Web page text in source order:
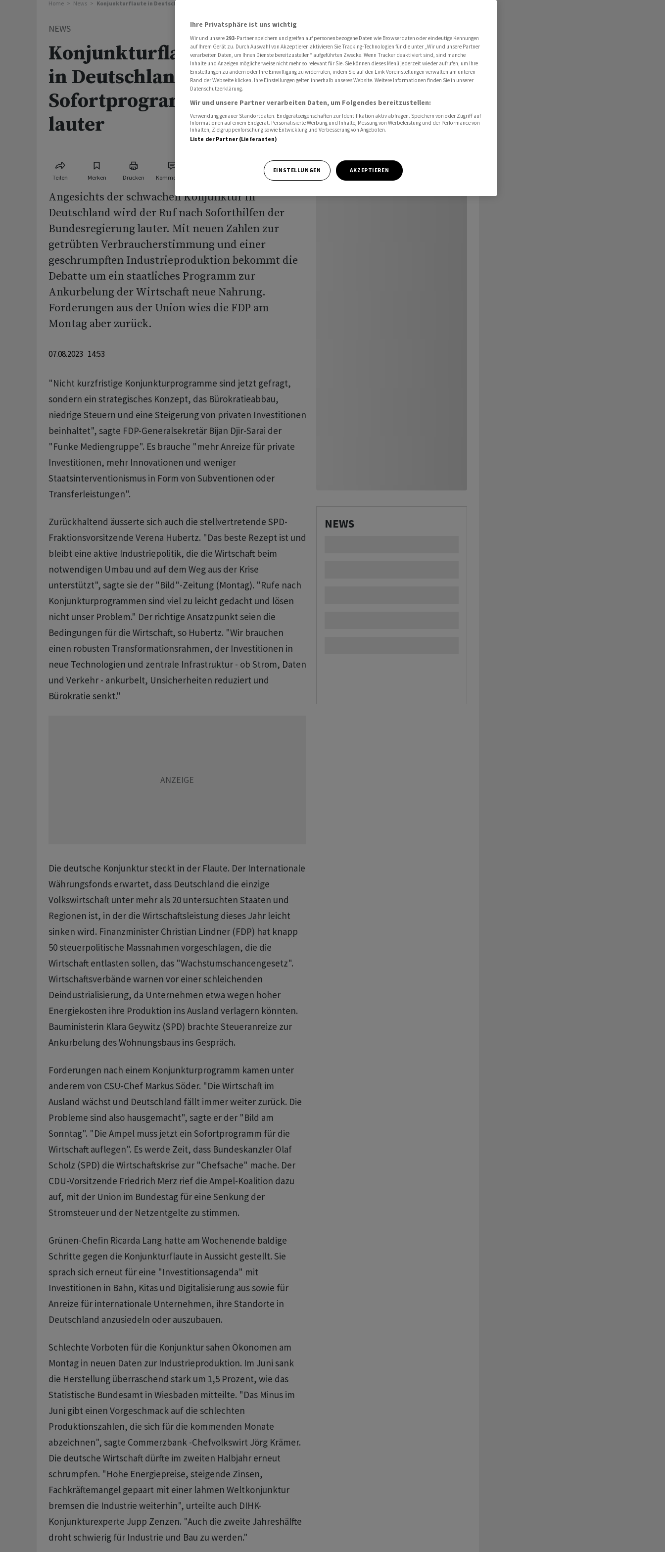
Home News Konjunkturflaute in Deutschland - Ruf nach Sofortprogramm wird lauter
NEWS
Konjunkturflaute
in Deutschland - Ruf nach
Sofortprogramm wird
lauter
Teilen Merken Drucken Kommentare
Angesichts der schwachen Konjunktur in
Deutschland wird der Ruf nach Soforthilfen der
Bundesregierung lauter. Mit neuen Zahlen zur
getrübten Verbraucherstimmung und einer
geschrumpften Industrieproduktion bekommt die
Debatte um ein staatliches Programm zur
Ankurbelung der Wirtschaft neue Nahrung.
Forderungen aus der Union wies die FDP am
Montag aber zurück.
07.08.2023 14:53
"Nicht kurzfristige Konjunkturprogramme sind jetzt gefragt,
sondern ein strategisches Konzept, das Bürokratieabbau,
niedrige Steuern und eine Steigerung von privaten Investitionen
beinhaltet", sagte FDP-Generalsekretär Bijan Djir-Sarai der
"Funke Mediengruppe". Es brauche "mehr Anreize für private
Investitionen, mehr Innovationen und weniger
Staatsinterventionismus in Form von Subventionen oder
Transferleistungen".
Zurückhaltend äusserte sich auch die stellvertretende SPD-
Fraktionsvorsitzende Verena Hubertz. "Das beste Rezept ist und
bleibt eine aktive Industriepolitik, die die Wirtschaft beim
notwendigen Umbau und auf dem Weg aus der Krise
unterstützt", sagte sie der "Bild"-Zeitung (Montag). "Rufe nach
Konjunkturprogrammen sind viel zu leicht gedacht und lösen
nicht unser Problem." Der richtige Ansatzpunkt seien die
Bedingungen für die Wirtschaft, so Hubertz. "Wir brauchen
einen robusten Transformationsrahmen, der Investitionen in
neue Technologien und zentrale Infrastruktur - ob Strom, Daten
und Verkehr - ankurbelt, Unsicherheiten reduziert und
Bürokratie senkt."
Die deutsche Konjunktur steckt in der Flaute. Der Internationale
Währungsfonds erwartet, dass Deutschland die einzige
Volkswirtschaft unter mehr als 20 untersuchten Staaten und
Regionen ist, in der die Wirtschaftsleistung dieses Jahr leicht
sinken wird. Finanzminister Christian Lindner (FDP) hat knapp
50 steuerpolitische Massnahmen vorgeschlagen, die die
Wirtschaft entlasten sollen, das "Wachstumschancengesetz".
Wirtschaftsverbände warnen vor einer schleichenden
Deindustrialisierung, da Unternehmen etwa wegen hoher
Energiekosten ihre Produktion ins Ausland verlagern könnten.
Bauministerin Klara Geywitz (SPD) brachte Steueranreize zur
Ankurbelung des Wohnungsbaus ins Gespräch.
Forderungen nach einem Konjunkturprogramm kamen unter
anderem von CSU-Chef Markus Söder. "Die Wirtschaft im
Ausland wächst und Deutschland fällt immer weiter zurück. Die
Probleme sind also hausgemacht", sagte er der "Bild am
Sonntag". "Die Ampel muss jetzt ein Sofortprogramm für die
Wirtschaft auflegen". Es werde Zeit, dass Bundeskanzler Olaf
Scholz (SPD) die Wirtschaftskrise zur "Chefsache" mache. Der
CDU-Vorsitzende Friedrich Merz rief die Ampel-Koalition dazu
auf, mit der Union im Bundestag für eine Senkung der
Stromsteuer und der Netzentgelte zu stimmen.
Grünen-Chefin Ricarda Lang hatte am Wochenende baldige
Schritte gegen die Konjunkturflaute in Aussicht gestellt. Sie
sprach sich erneut für eine "Investitionsagenda" mit
Investitionen in Bahn, Kitas und Digitalisierung aus sowie für
Anreize für internationale Unternehmen, ihre Standorte in
Deutschland anzusiedeln oder auszubauen.
Schlechte Vorboten für die Konjunktur sahen Ökonomen am
Montag in neuen Daten zur Industrieproduktion. Im Juni sank
die Herstellung überraschend stark um 1,5 Prozent, wie das
Statistische Bundesamt in Wiesbaden mitteilte. "Das Minus im
Juni gibt einen Vorgeschmack auf die schlechten
Produktionszahlen, die sich für die kommenden Monate
abzeichnen", sagte Commerzbank -Chefvolkswirt Jörg Krämer.
Die deutsche Wirtschaft dürfte im zweiten Halbjahr erneut
schrumpfen. "Hohe Energiepreise, steigende Zinsen,
Fachkräftemangel gepaart mit einer lahmen Weltkonjunktur
bremsen die Industrie weiterhin", urteilte auch DIHK-
Konjunkturexperte Jupp Zenzen. "Auch die zweite Jahreshälfte
droht schwierig für Industrie und Bau zu werden."
NEWS
Ihre Privatsphäre ist uns wichtig
Wir und unsere 293-Partner speichern und greifen auf personenbezogene Daten wie Browserdaten oder eindeutige Kennungen
auf Ihrem Gerät zu. Durch Auswahl von Akzeptieren aktivieren Sie Tracking-Technologien für die unter „Wir und unsere Partner
verarbeiten Daten, um Ihnen Dienste bereitzustellen“ aufgeführten Zwecke. Wenn Tracker deaktiviert sind, sind manche
Inhalte und Anzeigen möglicherweise nicht mehr so relevant für Sie. Sie können dieses Menü jederzeit wieder aufrufen, um Ihre
Einstellungen zu ändern oder Ihre Einwilligung zu widerrufen, indem Sie auf den Link Voreinstellungen verwalten am unteren
Rand der Webseite klicken. Ihre Einstellungen gelten innerhalb unseres Website. Weitere Informationen finden Sie in unserer
Datenschutzerklärung.
Wir und unsere Partner verarbeiten Daten, um Folgendes bereitzustellen:
Verwendung genauer Standortdaten. Endgeräteeigenschaften zur Identifikation aktiv abfragen. Speichern von oder Zugriff auf
Informationen auf einem Endgerät. Personalisierte Werbung und Inhalte, Messung von Werbeleistung und der Performance von
Inhalten, Zielgruppenforschung sowie Entwicklung und Verbesserung von Angeboten.
Liste der Partner (Lieferanten)
EINSTELLUNGEN AKZEPTIEREN